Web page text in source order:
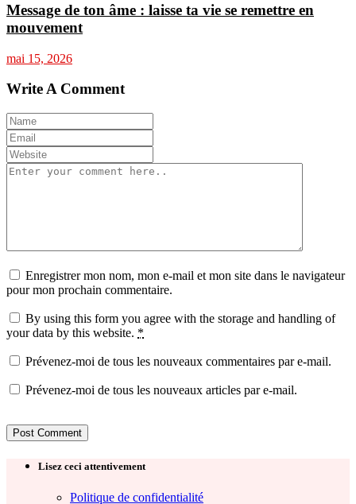
Message de ton âme : laisse ta vie se remettre en
mouvement
mai 15, 2026
Write A Comment
Enregistrer mon nom, mon e-mail et mon site dans le navigateur
pour mon prochain commentaire.
By using this form you agree with the storage and handling of
your data by this website. *
Prévenez-moi de tous les nouveaux commentaires par e-mail.
Prévenez-moi de tous les nouveaux articles par e-mail.
Lisez ceci attentivement
Politique de confidentialité